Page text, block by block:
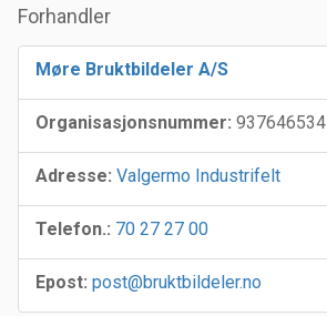
Forhandler
Møre Bruktbildeler A/S
Organisasjonsnummer: 937646534
Adresse: Valgermo Industrifelt
Telefon.: 70 27 27 00
Epost: post@bruktbildeler.no